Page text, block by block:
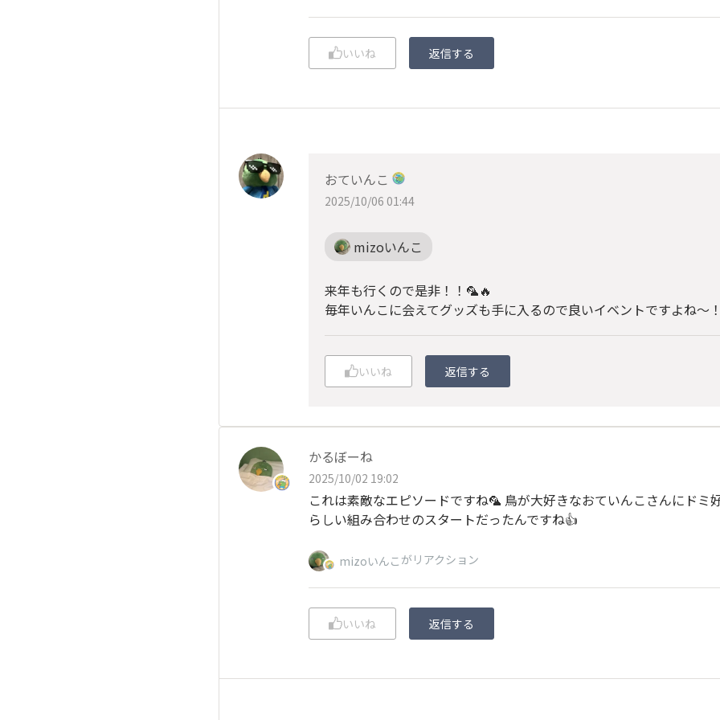
いいね 返信する
おていんこ
2025/10/06 01:44
mizoいんこ
来年も行くので是非！！🦜🔥
毎年いんこに会えてグッズも手に入るので良いイベントですよね〜
いいね 返信する
かるぼーね
2025/10/02 19:02
これは素敵なエピソードですね🦜 鳥が大好きなおていんこさんにドミ
らしい組み合わせのスタートだったんですね👍
mizoいんこ がリアクション
いいね 返信する